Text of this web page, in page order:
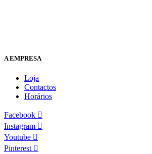
A EMPRESA
Loja
Contactos
Horários
Facebook
Instagram
Youtube
Pinterest